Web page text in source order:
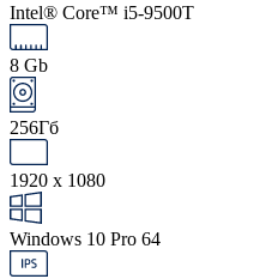
Intel® Core™ i5-9500T
8 Gb
256Гб
1920 x 1080
Windows 10 Pro 64